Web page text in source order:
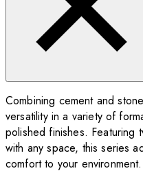
Combining cement and
versatility in a variety of
polished finishes. Featuring
with any space, this series
comfort to your environment.